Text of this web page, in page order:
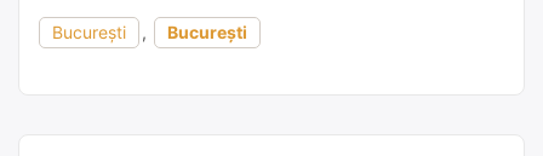
București , București